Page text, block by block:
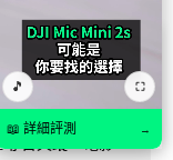
影 Netflix
億港元
公室被竊，未上
告失蹤。電影...
🎵 ⛶
📖 詳細評測 →